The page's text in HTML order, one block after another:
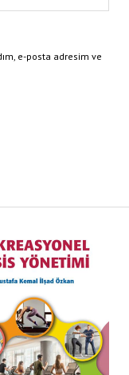
e-posta adresim ve